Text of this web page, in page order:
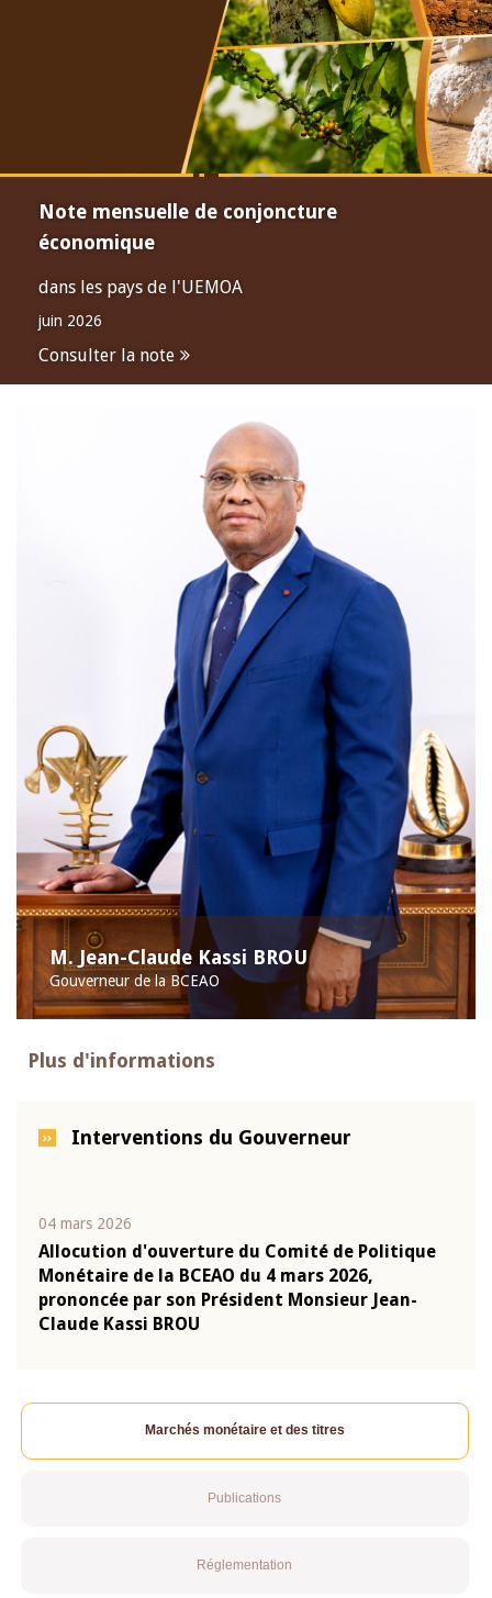
Note mensuelle de conjoncture
économique
dans les pays de l'UEMOA
juin 2026
Consulter la note
M. Jean-Claude Kassi BROU
Gouverneur de la BCEAO
Plus d'informations
Interventions du Gouverneur
04 mars 2026
Allocution d'ouverture du Comité de Politique
Monétaire de la BCEAO du 4 mars 2026,
prononcée par son Président Monsieur Jean-
Claude Kassi BROU
Marchés monétaire et des titres
Publications
Réglementation